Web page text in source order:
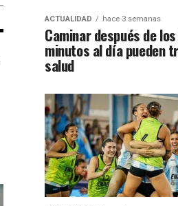
ACTUALIDAD hace 3 semanas
Caminar después de
minutos al día pueden
salud